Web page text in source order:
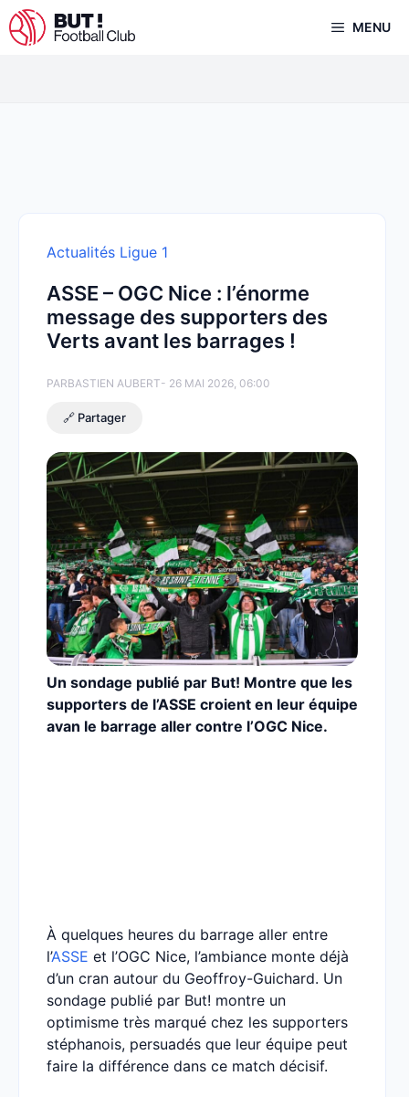
Aller
au
MENU
Actualités Ligue 1
ASSE – OGC Nice : l’énorme
message des supporters des
Verts avant les barrages !
PARBASTIEN AUBERT- 26 MAI 2026, 06:00
🔗 Partager
Un sondage publié par But! Montre que les
supporters de l’ASSE croient en leur équipe
avan le barrage aller contre l’OGC Nice.
À quelques heures du barrage aller entre
l’ASSE et l’OGC Nice, l’ambiance monte déjà
d’un cran autour du Geoffroy-Guichard. Un
sondage publié par But! montre un
optimisme très marqué chez les supporters
stéphanois, persuadés que leur équipe peut
faire la différence dans ce match décisif.